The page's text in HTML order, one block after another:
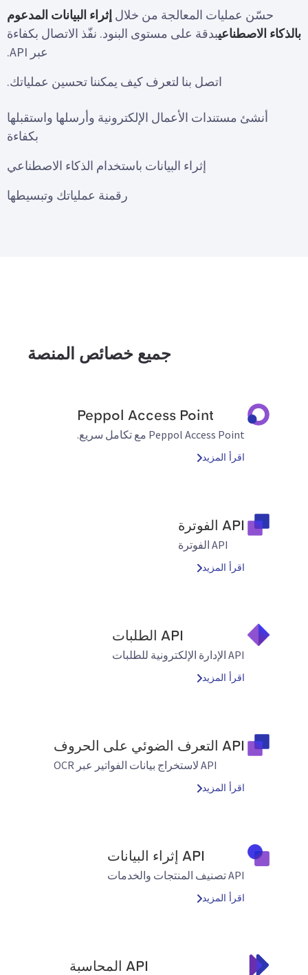
حسّن عمليات المعالجة من خلال إثراء البيانات المدعوم
بالذكاء الاصطناعيبدقة على مستوى البنود. نفّذ الاتصال بكفاءة
عبر API.
اتصل بنا لتعرف كيف يمكننا تحسين عملياتك.
أنشئ مستندات الأعمال الإلكترونية وأرسلها واستقبلها
بكفاءة
إثراء البيانات باستخدام الذكاء الاصطناعي
رقمنة عملياتك وتبسيطها
جميع خصائص المنصة
Peppol Access Point
Peppol Access Point مع تكامل سريع.
اقرأ المزيد
API الفوترة
API الفوترة
اقرأ المزيد
API الطلبات
API الإدارة الإلكترونية للطلبات
اقرأ المزيد
API التعرف الضوئي على الحروف
API لاستخراج بيانات الفواتير عبر OCR
اقرأ المزيد
API إثراء البيانات
API تصنيف المنتجات والخدمات
اقرأ المزيد
API المحاسبة